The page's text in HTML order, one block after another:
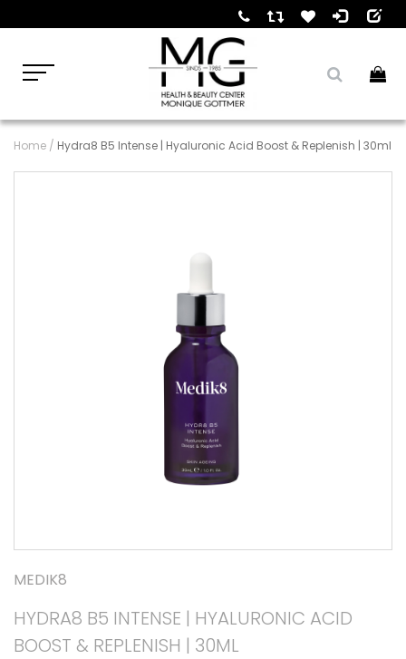
Home / Hydra8 B5 Intense | Hyaluronic Acid Boost & Replenish | 30ml
MEDIK8
HYDRA8 B5 INTENSE | HYALURONIC ACID
BOOST & REPLENISH | 30ML